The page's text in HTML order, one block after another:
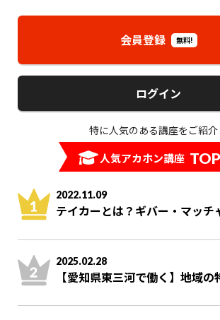
会員登録 無料!
ログイン
特に人気のある講座をご紹介
人気アカホン講座 TOP
2022.11.09
テイカーとは？ギバー・マッチ
2025.02.28
【愛知県東三河で働く】地域